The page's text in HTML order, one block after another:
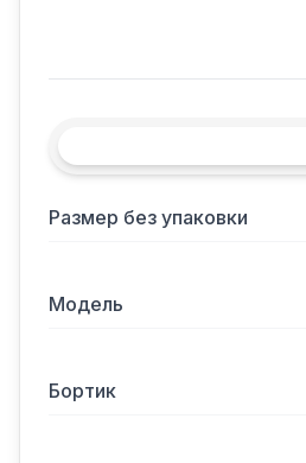
Размер без упаковки
Модель
Бортик